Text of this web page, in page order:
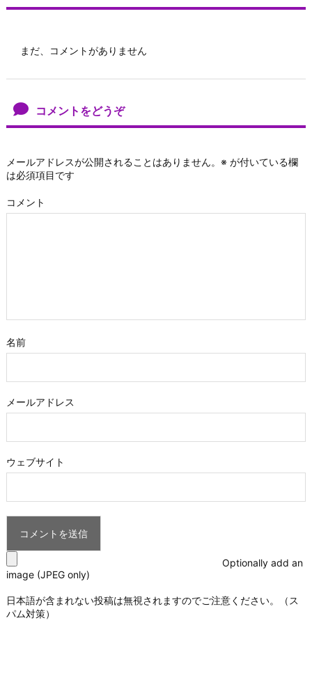
まだ、コメントがありません
コメントをどうぞ
メールアドレスが公開されることはありません。 ※ が付いている欄
は必須項目です
コメント
名前
メールアドレス
ウェブサイト
Optionally add an
image (JPEG only)
日本語が含まれない投稿は無視されますのでご注意ください。（ス
パム対策）